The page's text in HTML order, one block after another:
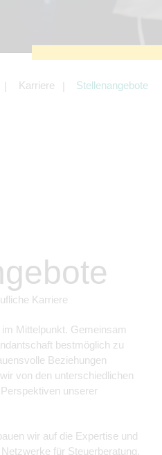
Karriere Stellenangebote
Karriere
Mittelpunkt. Gemeinsam
bestmöglich zu
Beziehungen
von den unterschiedlichen
unserer
wir auf die Expertise und
für Steuerberatung,
einschließlich der
z.B. Facebook und